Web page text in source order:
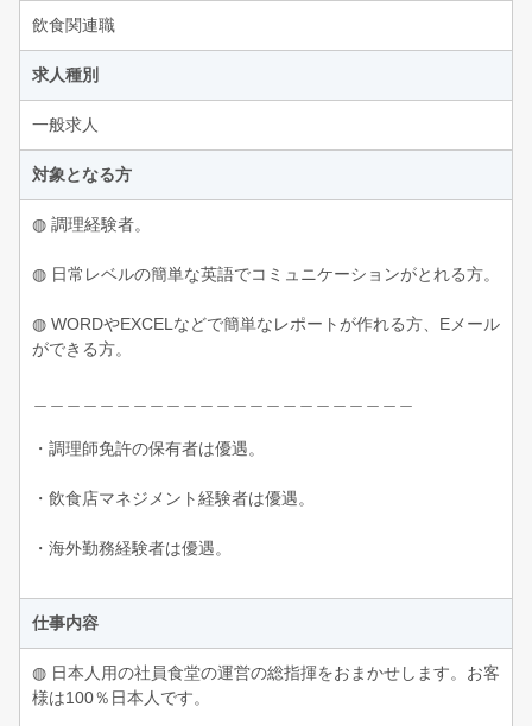
飲食関連職
求人種別
一般求人
対象となる方
◍ 調理経験者。
◍ 日常レベルの簡単な英語でコミュニケーションがとれる方。
◍ WORDやEXCELなどで簡単なレポートが作れる方、Eメール
ができる方。
・調理師免許の保有者は優遇。
・飲食店マネジメント経験者は優遇。
・海外勤務経験者は優遇。
仕事内容
◍ 日本人用の社員食堂の運営の総指揮をおまかせします。お客
様は100％日本人です。